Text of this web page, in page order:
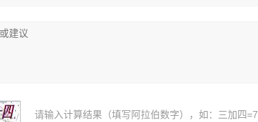
请输入计算结果（填写阿拉伯数字），如：三加四=7